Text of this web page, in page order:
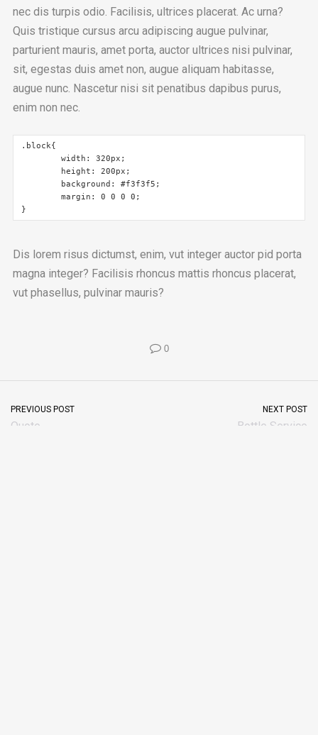
nec dis turpis odio. Facilisis, ultrices placerat. Ac urna?
Quis tristique cursus arcu adipiscing augue pulvinar,
parturient mauris, amet porta, auctor ultrices nisi pulvinar,
sit, egestas duis amet non, augue aliquam habitasse,
augue nunc. Nascetur nisi sit penatibus dapibus purus,
enim non nec.
.block{
	width: 320px;
	margin: 0 0 0 0;
}
Dis lorem risus dictumst, enim, vut integer auctor pid porta
magna integer? Facilisis rhoncus mattis rhoncus placerat,
vut phasellus, pulvinar mauris?
0
PREVIOUS POST
Quote
NEXT POST
Bottle Service